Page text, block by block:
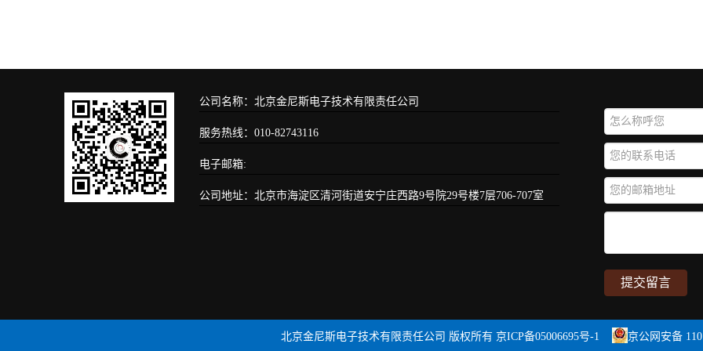
公司名称：北京金尼斯电子技术有限责任公司
服务热线：010-82743116
电子邮箱:
公司地址：北京市海淀区清河街道安宁庄西路9号院29号楼7层706-707室
北京金尼斯电子技术有限责任公司 版权所有 京ICP备05006695号-1 京公网安备